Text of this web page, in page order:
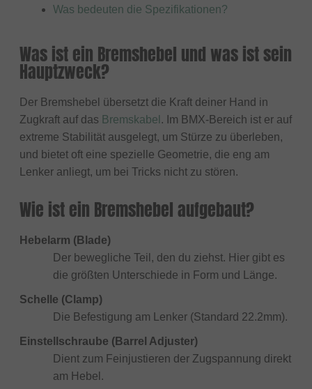
Was bedeuten die Spezifikationen?
Was ist ein Bremshebel und was ist sein
Hauptzweck?
Der Bremshebel übersetzt die Kraft deiner Hand in
Zugkraft auf das Bremskabel . Im BMX-Bereich ist er auf
extreme Stabilität ausgelegt, um Stürze zu überleben,
und bietet oft eine spezielle Geometrie, die eng am
Lenker anliegt, um bei Tricks nicht zu stören.
Wie ist ein Bremshebel aufgebaut?
Hebelarm (Blade)
Der bewegliche Teil, den du ziehst. Hier gibt es
die größten Unterschiede in Form und Länge.
Schelle (Clamp)
Die Befestigung am Lenker (Standard 22.2mm).
Einstellschraube (Barrel Adjuster)
Dient zum Feinjustieren der Zugspannung direkt
am Hebel.